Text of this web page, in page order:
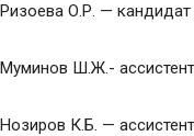
Ризоева О.Р. — кандидат
Муминов Ш.Ж.-
Нозиров К.Б. —